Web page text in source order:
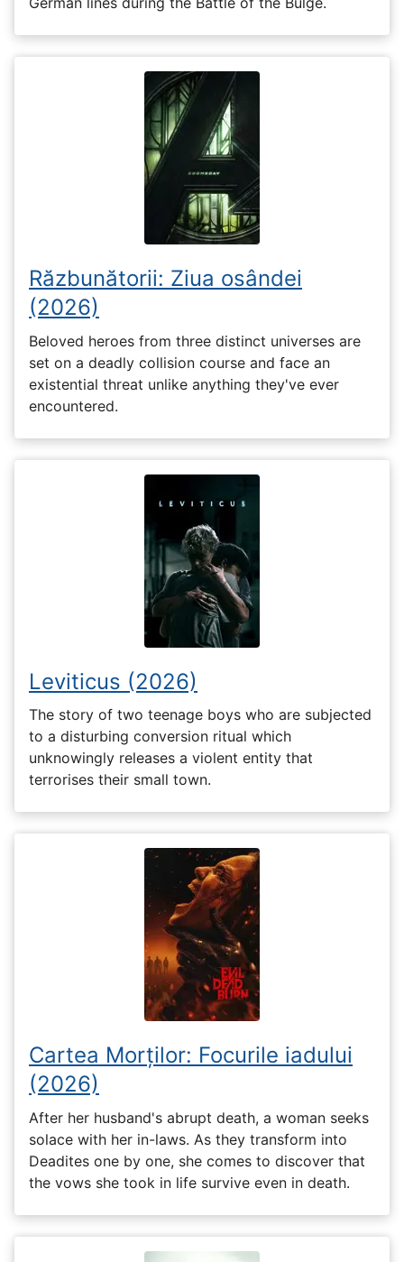
Răzbunătorii: Ziua osândei
(2026)
Beloved heroes from three distinct universes are
set on a deadly collision course and face an
existential threat unlike anything they've ever
encountered.
Leviticus (2026)
The story of two teenage boys who are subjected
to a disturbing conversion ritual which
unknowingly releases a violent entity that
terrorises their small town.
Cartea Morților: Focurile iadului
(2026)
After her husband's abrupt death, a woman seeks
solace with her in-laws. As they transform into
Deadites one by one, she comes to discover that
the vows she took in life survive even in death.